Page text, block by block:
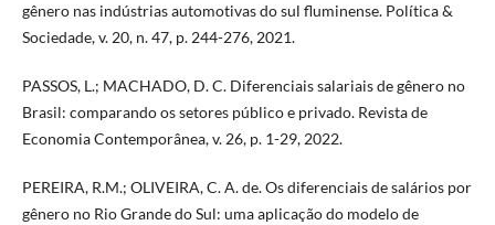
gênero nas indústrias automotivas do sul fluminense. Política &
Sociedade, v. 20, n. 47, p. 244-276, 2021.
PASSOS, L.; MACHADO, D. C. Diferenciais salariais de gênero no
Brasil: comparando os setores público e privado. Revista de
Economia Contemporânea, v. 26, p. 1-29, 2022.
PEREIRA, R.M.; OLIVEIRA, C. A. de. Os diferenciais de salários por
gênero no Rio Grande do Sul: uma aplicação do modelo de